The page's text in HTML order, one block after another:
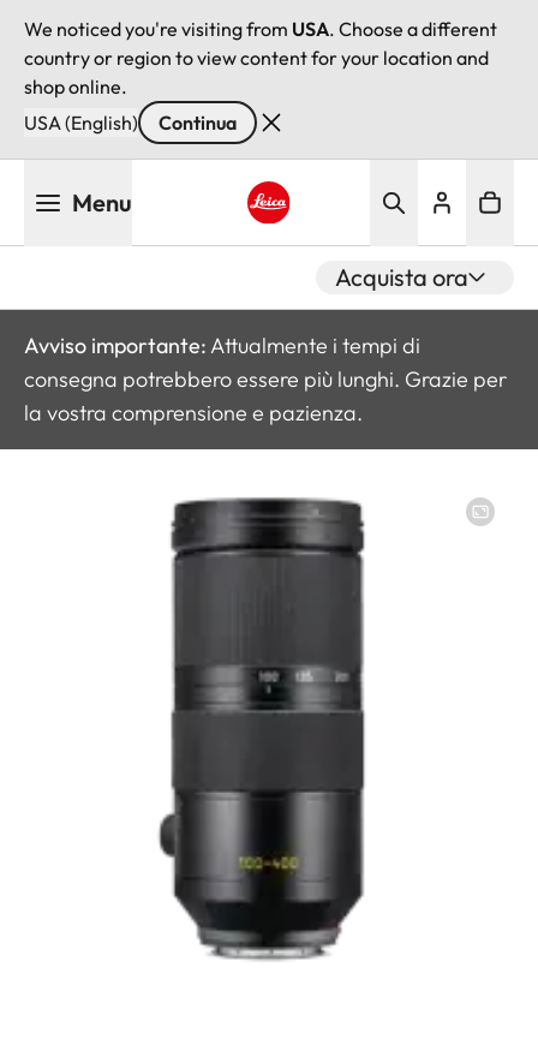
We noticed you're visiting from USA. Choose a different
country or region to view content for your location and
shop online.
USA (English)
Continua
Menu
Acquista ora
Avviso importante: Attualmente i tempi di
consegna potrebbero essere più lunghi. Grazie per
la vostra comprensione e pazienza.